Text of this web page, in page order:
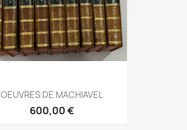
OEUVRES DE MACHIAVEL
600,00 €